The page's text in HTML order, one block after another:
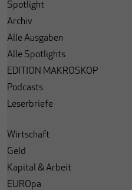
Spotlight
Archiv
Alle Ausgaben
Alle Spotlights
EDITION MAKROSKOP
Podcasts
Leserbriefe
Wirtschaft
Geld
Kapital & Arbeit
EUROpa